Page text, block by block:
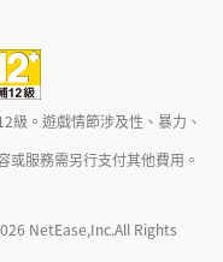
級。遊戲情節涉及性、暴力、
服務需另行支付其他費用。
NetEase,Inc.All Rights